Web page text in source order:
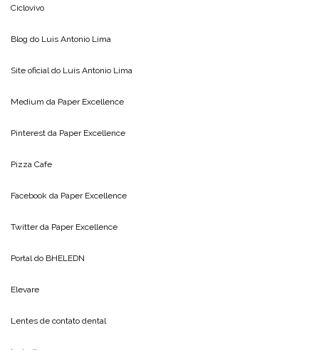
Ciclovivo
Blog do Luis Antonio Lima
Site oficial do Luis Antonio Lima
Medium da Paper Excellence
Pinterest da Paper Excellence
Pizza Cafe
Facebook da Paper Excellence
Twitter da Paper Excellence
Portal do BHELEDN
Elevare
Lentes de contato dental